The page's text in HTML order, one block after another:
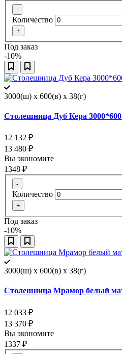
-
Количество
+
Под заказ
-10%
3000(ш) x 600(в) x 38(г)
Столешница Дуб Кера
12 132 ₽
13 480 ₽
Вы экономите
1348 ₽
-
Количество
+
Под заказ
-10%
3000(ш) x 600(в) x 38(г)
Столешница Мрамор белый
12 033 ₽
13 370 ₽
Вы экономите
1337 ₽